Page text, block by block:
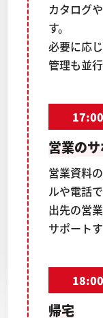
カタログ
す。
必要に応
管理も並
17:00
営業の
営業資料
ルや電話
出先の営
サポート
18:00
帰宅